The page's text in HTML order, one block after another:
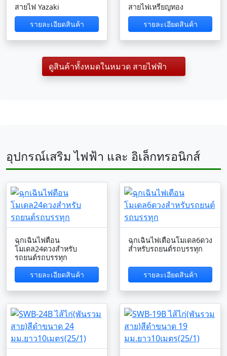
สายไฟ Yazaki
รายละเอียดสินค้า
สายไฟเหรียญทอง
รายละเอียดสินค้า
ดูสินค้าทั้งหมดในหมวด สายไฟฟ้า
อุปกรณ์เสริม ไฟฟ้า และ อิเล็กทรอนิกส์
ฉุกเฉินไฟตือน
โมเดล24ดวงสำหรับ
รถยนต์รถบรรทุก
รายละเอียดสินค้า
ฉุกเฉินไฟเตือนโมเดล6ดวง
สำหรับรถยนต์รถบรรทุก
รายละเอียดสินค้า